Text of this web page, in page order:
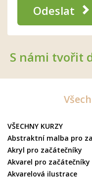
Odeslat
S námi tvořit
VŠECHNY KURZY
Abstraktní malba pro
Akryl pro začátečníky
Akvarel pro začátečníky
Akvarelová ilustrace